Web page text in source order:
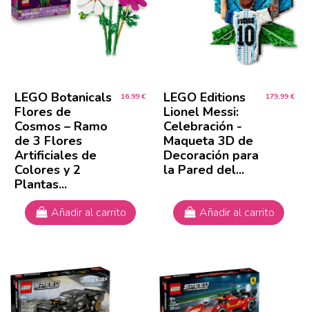
LEGO Botanicals
Flores de
Cosmos – Ramo
de 3 Flores
Artificiales de
Colores y 2
Plantas...
16,99 €
Añadir al carrito
LEGO Editions
Lionel Messi:
Celebración -
Maqueta 3D de
Decoración para
la Pared del...
179,99 €
Añadir al carrito